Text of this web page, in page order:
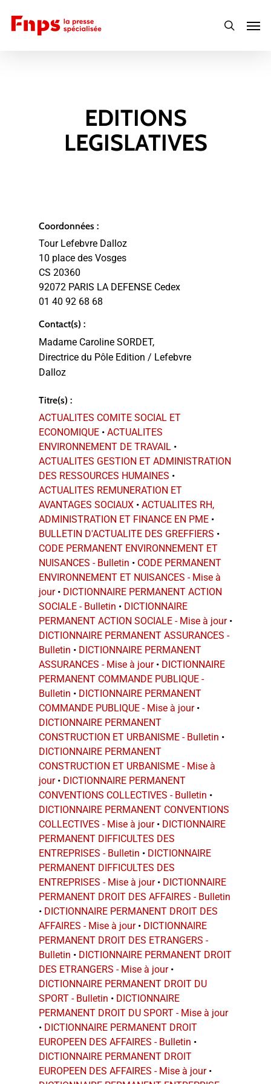
main
search
EDITIONS
LEGISLATIVES
Coordonnées :
Tour Lefebvre Dalloz
10 place des Vosges
CS 20360
92072 PARIS LA DEFENSE Cedex
01 40 92 68 68
Contact(s) :
Madame Caroline SORDET,
Directrice du Pôle Edition / Lefebvre
Dalloz
Titre(s) :
ACTUALITES COMITE SOCIAL ET
ECONOMIQUE • ACTUALITES
ENVIRONNEMENT DE TRAVAIL •
ACTUALITES GESTION ET ADMINISTRATION
DES RESSOURCES HUMAINES •
ACTUALITES REMUNERATION ET
AVANTAGES SOCIAUX • ACTUALITES RH,
ADMINISTRATION ET FINANCE EN PME •
BULLETIN D'ACTUALITE DES GREFFIERS •
CODE PERMANENT ENVIRONNEMENT ET
NUISANCES - Bulletin • CODE PERMANENT
ENVIRONNEMENT ET NUISANCES - Mise à
jour • DICTIONNAIRE PERMANENT ACTION
SOCIALE - Bulletin • DICTIONNAIRE
PERMANENT ACTION SOCIALE - Mise à jour •
DICTIONNAIRE PERMANENT ASSURANCES -
Bulletin • DICTIONNAIRE PERMANENT
ASSURANCES - Mise à jour • DICTIONNAIRE
PERMANENT COMMANDE PUBLIQUE -
Bulletin • DICTIONNAIRE PERMANENT
COMMANDE PUBLIQUE - Mise à jour •
DICTIONNAIRE PERMANENT
CONSTRUCTION ET URBANISME - Bulletin •
DICTIONNAIRE PERMANENT
CONSTRUCTION ET URBANISME - Mise à
jour • DICTIONNAIRE PERMANENT
CONVENTIONS COLLECTIVES - Bulletin •
DICTIONNAIRE PERMANENT CONVENTIONS
COLLECTIVES - Mise à jour • DICTIONNAIRE
PERMANENT DIFFICULTES DES
ENTREPRISES - Bulletin • DICTIONNAIRE
PERMANENT DIFFICULTES DES
ENTREPRISES - Mise à jour • DICTIONNAIRE
PERMANENT DROIT DES AFFAIRES - Bulletin
• DICTIONNAIRE PERMANENT DROIT DES
AFFAIRES - Mise à jour • DICTIONNAIRE
PERMANENT DROIT DES ETRANGERS -
Bulletin • DICTIONNAIRE PERMANENT DROIT
DES ETRANGERS - Mise à jour •
DICTIONNAIRE PERMANENT DROIT DU
SPORT - Bulletin • DICTIONNAIRE
PERMANENT DROIT DU SPORT - Mise à jour
• DICTIONNAIRE PERMANENT DROIT
EUROPEEN DES AFFAIRES - Bulletin •
DICTIONNAIRE PERMANENT DROIT
EUROPEEN DES AFFAIRES - Mise à jour •